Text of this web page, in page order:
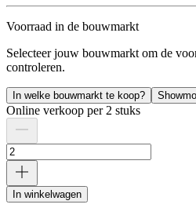
Voorraad in de bouwmarkt
Selecteer jouw bouwmarkt om de
controleren.
In welke bouwmarkt te koop?
Online verkoop per 2 stuks
In winkelwagen